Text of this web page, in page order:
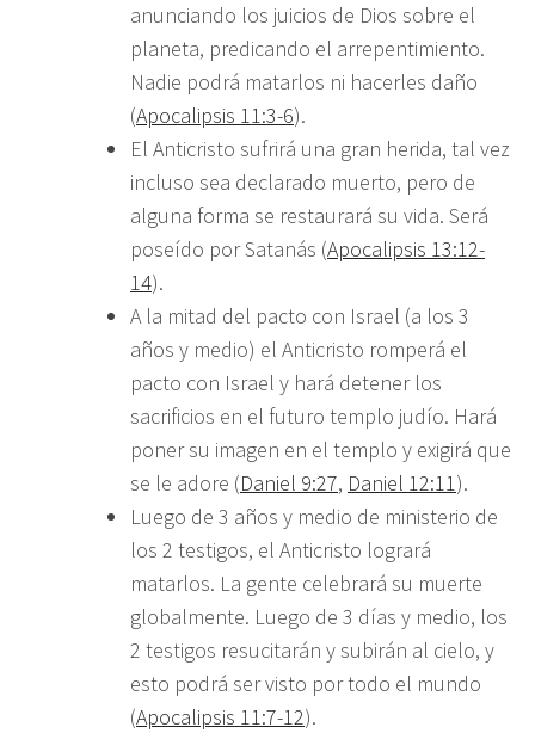
anunciando los juicios de Dios sobre el
planeta, predicando el arrepentimiento.
Nadie podrá matarlos ni hacerles daño
(Apocalipsis 11:3-6).
El Anticristo sufrirá una gran herida, tal vez
incluso sea declarado muerto, pero de
alguna forma se restaurará su vida. Será
poseído por Satanás (Apocalipsis 13:12-
14).
A la mitad del pacto con Israel (a los 3
años y medio) el Anticristo romperá el
pacto con Israel y hará detener los
sacrificios en el futuro templo judío. Hará
poner su imagen en el templo y exigirá que
se le adore (Daniel 9:27, Daniel 12:11).
Luego de 3 años y medio de ministerio de
los 2 testigos, el Anticristo logrará
matarlos. La gente celebrará su muerte
globalmente. Luego de 3 días y medio, los
2 testigos resucitarán y subirán al cielo, y
esto podrá ser visto por todo el mundo
(Apocalipsis 11:7-12).